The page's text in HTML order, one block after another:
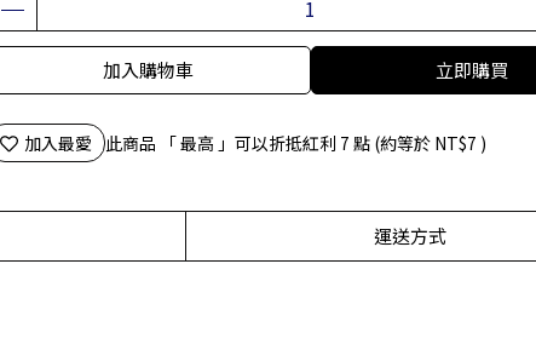
加入購物車 立即購買
加入最愛 此商品 「 最高 」可以折抵紅利 7 點 (約等於 NT$7 )
運送方式